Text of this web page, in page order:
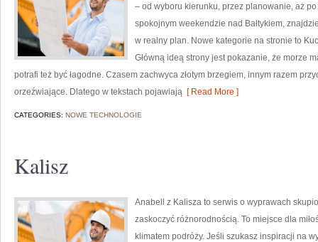
– od wyboru kierunku, przez planowanie, aż
spokojnym weekendzie nad Bałtykiem,
w realny plan. Nowe kategorie na stronie to
Główną ideą strony jest pokazanie, że morze
potrafi też być łagodne. Czasem zachwyca złotym brzegiem, innym razem
orzeźwiające. Dlatego w tekstach pojawiają [ Read More ]
CATEGORIES: NOWE TECHNOLOGIE
Kalisz
Anabell z Kalisza to serwis o wyprawach
zaskoczyć różnorodnością. To miejsce dla
klimatem podróży. Jeśli szukasz inspiracji na